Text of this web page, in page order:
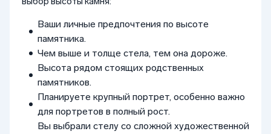
Ваши личные предпочтения по высоте
памятника.
Чем выше и толще стела, тем она дороже.
Высота рядом стоящих родственных
памятников.
Планируете крупный портрет, особенно важно
для портретов в полный рост.
Вы выбрали стелу со сложной художественной